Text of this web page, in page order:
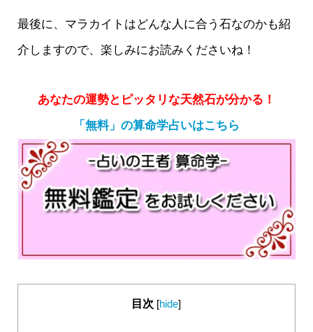
最後に、マラカイトはどんな人に合う石なのかも紹
介しますので、楽しみにお読みくださいね！
あなたの運勢とピッタリな天然石が分かる！
「無料」の算命学占いはこちら
目次 [hide]